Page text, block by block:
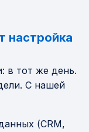
настройка
в тот же день.
С нашей
(CRM,